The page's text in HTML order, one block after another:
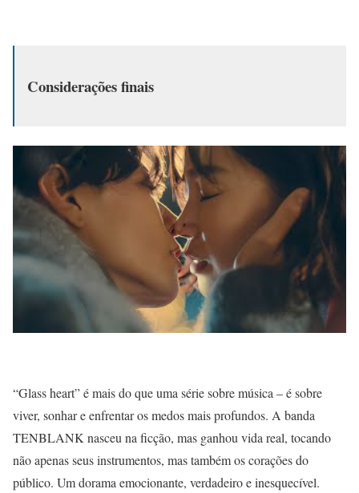
Considerações finais
“Glass heart” é mais do que uma série sobre música – é sobre
viver, sonhar e enfrentar os medos mais profundos. A banda
TENBLANK nasceu na ficção, mas ganhou vida real, tocando
não apenas seus instrumentos, mas também os corações do
público. Um dorama emocionante, verdadeiro e inesquecível.